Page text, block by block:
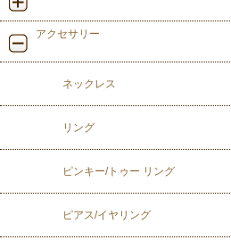
アクセサリー
ネックレス
リング
ピンキー/トゥー リング
ピアス/イヤリング